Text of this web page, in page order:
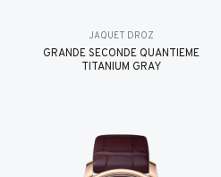
JAQUET DROZ
GRANDE SECONDE QUANTIÈME
TITANIUM GRAY